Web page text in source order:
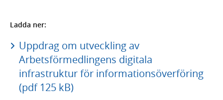
Ladda ner:
Uppdrag om utveckling av
Arbetsförmedlingens digitala
infrastruktur för informationsöverföring
(pdf 125 kB)